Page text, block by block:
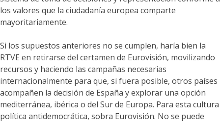
los valores que la ciudadanía europea comparte
mayoritariamente.
Si los supuestos anteriores no se cumplen, haría bien la
RTVE en retirarse del certamen de Eurovisión, movilizando
recursos y haciendo las campañas necesarias
internacionalmente para que, si fuera posible, otros países
acompañen la decisión de España y explorar una opción
mediterránea, ibérica o del Sur de Europa. Para esta cultura
política antidemocrática, sobra Eurovisión. No se puede